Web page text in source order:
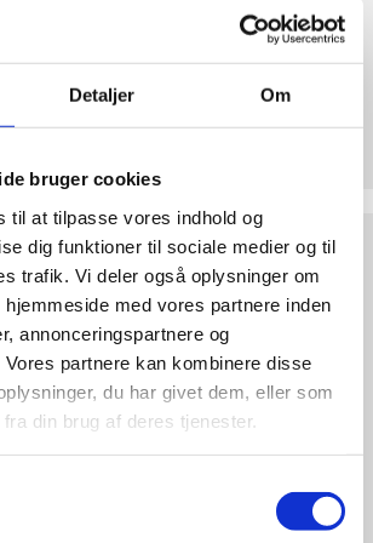
Detaljer Om
bruger cookies
til at tilpasse vores indhold og
dig funktioner til sociale medier og til
trafik. Vi deler også oplysninger om
med vores partnere inden
annonceringspartnere og
partnere kan kombinere disse
du har givet dem, eller som
din brug af deres tjenester.
Liv